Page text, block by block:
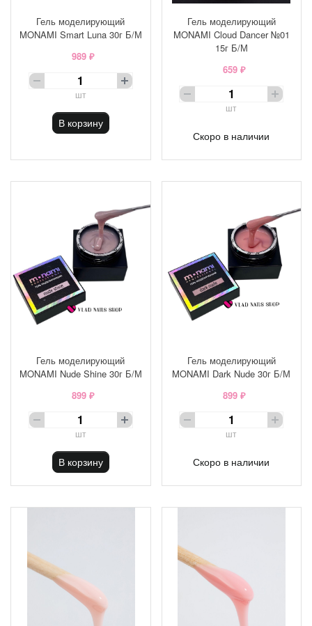
Гель моделирующий
MONAMI Smart Luna 30г Б/М
989 ₽
шт
В корзину
Гель моделирующий
MONAMI Cloud Dancer №01
15г Б/М
659 ₽
шт
Скоро в наличии
Гель моделирующий
MONAMI Nude Shine 30г Б/М
899 ₽
шт
В корзину
Гель моделирующий
MONAMI Dark Nude 30г Б/М
899 ₽
шт
Скоро в наличии